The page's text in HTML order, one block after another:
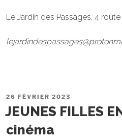
Le Jardin des Passages, 4
PUBLIÉ
26 FÉVRIER 2023
JEUNES FILLES
cinéma